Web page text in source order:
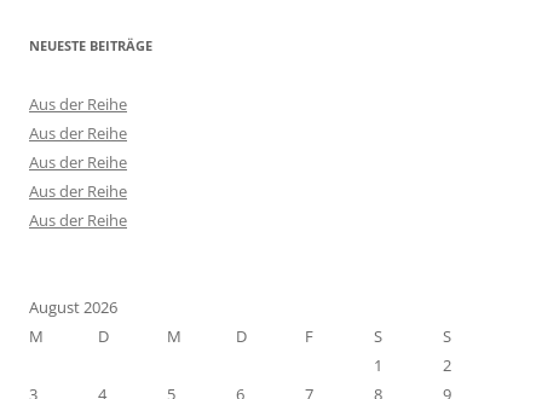
NEUESTE BEITRÄGE
Aus der Reihe
Aus der Reihe
Aus der Reihe
Aus der Reihe
Aus der Reihe
August 2026
M
D M D F S
S
1
2
3
4 5 6 7 8 9